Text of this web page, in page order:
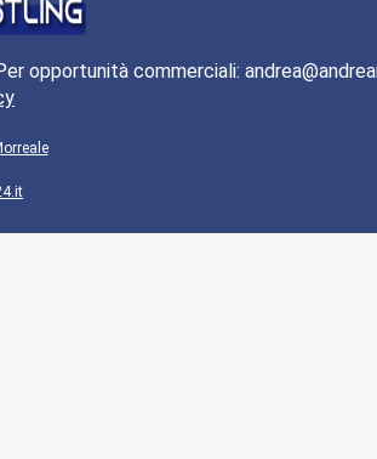
opportunità commerciali: